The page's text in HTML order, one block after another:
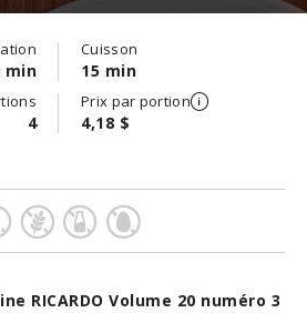
min
Cuisson
15 min
4
Prix par portion
4,18 $
RICARDO Volume 20 numéro 3